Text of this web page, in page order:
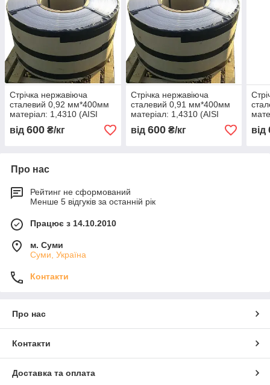
Стрічка нержавіюча
сталевий 0,92 мм*400мм
матеріал: 1,4310 (AISI
301, 12Х18Н9 )
нагартована (тверда)
від 600 ₴/кг
Стрічка нержавіюча
сталевий 0,91 мм*400мм
матеріал: 1,4310 (AISI
301, 12Х18Н9 )
нагартована (тверда)
від 600₴/кг від
Про нас
Рейтинг не сформований
Менше 5 відгуків за останній рік
Працює з 14.10.2010
м. Суми
Суми, Україна
Контакти
Про нас
Контакти
Доставка та оплата